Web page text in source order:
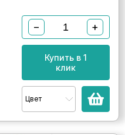
− +
Купить в 1
клик
Цвет